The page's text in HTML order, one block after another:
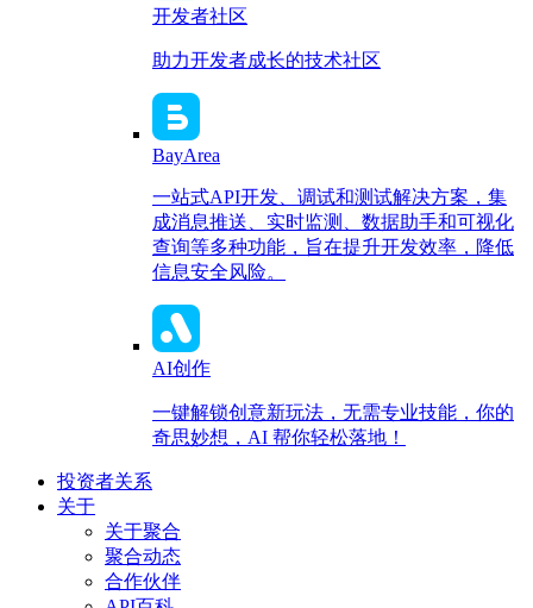
开发者社区
助力开发者成长的技术社区
BayArea
一站式API开发、调试和测试解决方案，集
成消息推送、实时监测、数据助手和可视化
查询等多种功能，旨在提升开发效率，降低
信息安全风险。
AI创作
一键解锁创意新玩法，无需专业技能，你的
奇思妙想，AI 帮你轻松落地！
投资者关系
关于
关于聚合
聚合动态
合作伙伴